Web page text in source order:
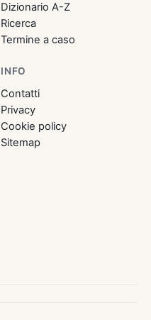
Dizionario A-Z
Ricerca
Termine a caso
INFO
Contatti
Privacy
Cookie policy
Sitemap